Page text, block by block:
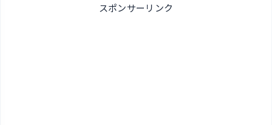
スポンサーリンク